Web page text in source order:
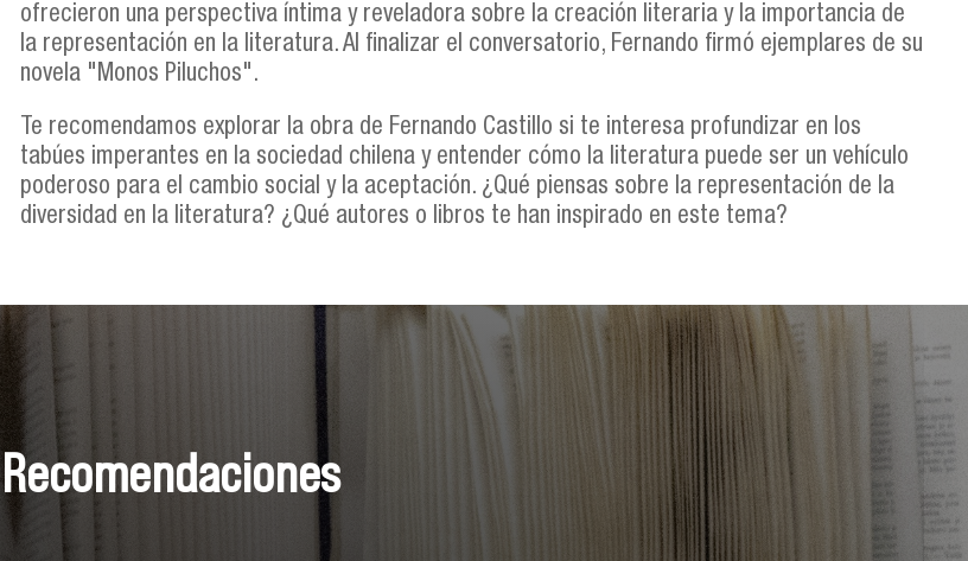
ofrecieron una perspectiva íntima y reveladora sobre la creación literaria y la importancia de
la representación en la literatura. Al finalizar el conversatorio, Fernando firmó ejemplares de su
novela "Monos Piluchos".
Te recomendamos explorar la obra de Fernando Castillo si te interesa profundizar en los
tabúes imperantes en la sociedad chilena y entender cómo la literatura puede ser un vehículo
poderoso para el cambio social y la aceptación. ¿Qué piensas sobre la representación de la
diversidad en la literatura? ¿Qué autores o libros te han inspirado en este tema?
Recomendaciones